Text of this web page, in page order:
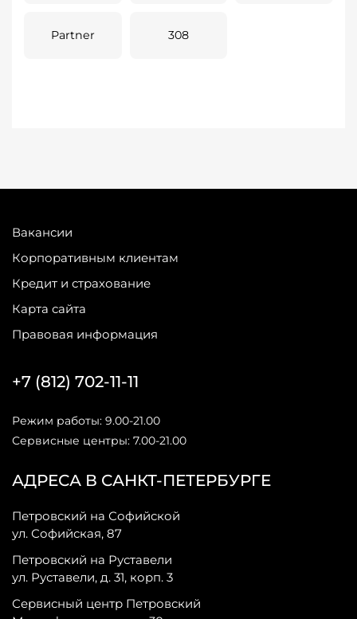
Partner 308
Вакансии
Корпоративным клиентам
Кредит и страхование
Карта сайта
Правовая информация
АДРЕСА В САНКТ-ПЕТЕРБУРГЕ
Петровский на Софийской
ул. Софийская, 87
Петровский на Руставели
ул. Руставели, д. 31, корп. 3
Сервисный центр Петровский
+7 (812) 702-11-11
Режим работы: 9.00-21.00
Сервисные центры: 7.00-21.00